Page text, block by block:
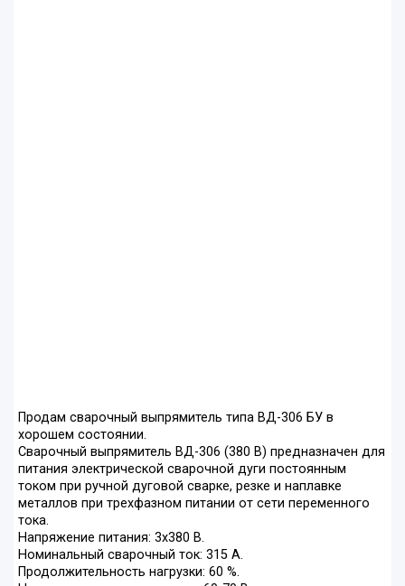
Продам сварочный выпрямитель типа ВД-306 БУ в
хорошем состоянии.
Сварочный выпрямитель ВД-306 (380 В) предназначен для
питания электрической сварочной дуги постоянным
током при ручной дуговой сварке, резке и наплавке
металлов при трехфазном питании от сети переменного
тока.
Напряжение питания: 3х380 В.
Номинальный сварочный ток: 315 А.
Продолжительность нагрузки: 60 %.